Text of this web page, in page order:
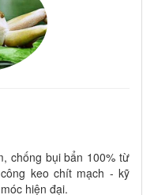
chống bụi bẩn 100% từ
keo chít mạch - kỹ
hiện đại.